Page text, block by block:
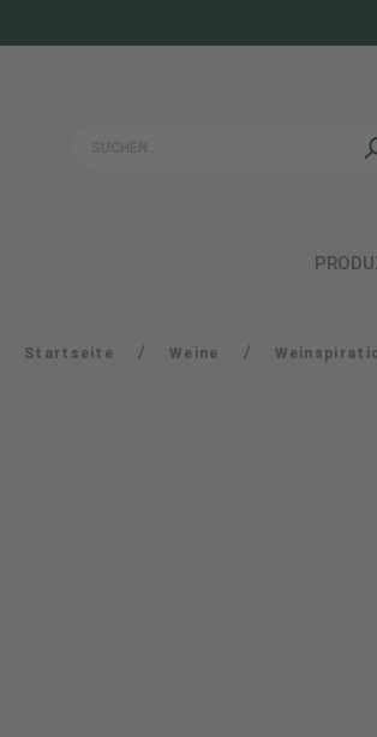
Startseite / Weine /